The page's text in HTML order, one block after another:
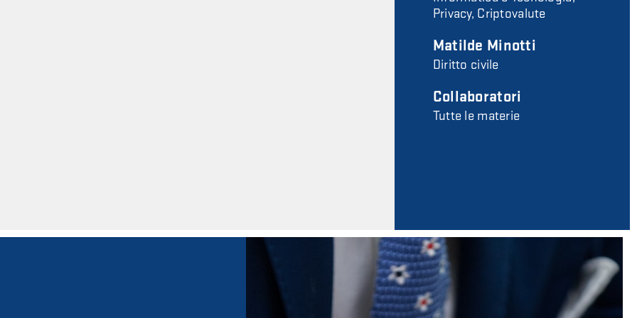
Privacy, Criptovalute
Matilde Minotti
Diritto civile
Collaboratori
Tutte le materie